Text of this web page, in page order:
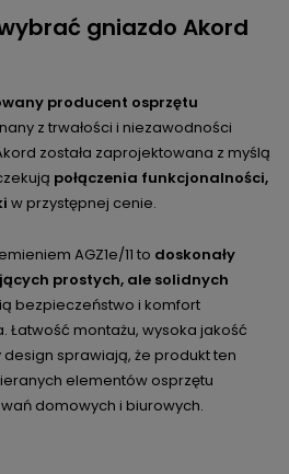
gniazdo Akord
producent osprzętu
z trwałości i niezawodności
została zaprojektowana z myślą
połączenia funkcjonalności,
w przystępnej cenie.
AGZ1e/11 to doskonały
prostych, ale solidnych
bezpieczeństwo i komfort
Łatwość montażu, wysoka jakość
sprawiają, że produkt ten
elementów osprzętu
domowych i biurowych.